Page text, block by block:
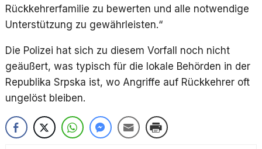
Rückkehrerfamilie zu bewerten und alle notwendige
Unterstützung zu gewährleisten.“
Die Polizei hat sich zu diesem Vorfall noch nicht
geäußert, was typisch für die lokale Behörden in der
Republika Srpska ist, wo Angriffe auf Rückkehrer oft
ungelöst bleiben.